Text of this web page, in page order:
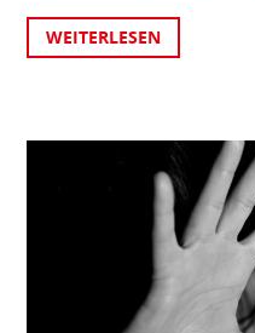
WEITERLESEN